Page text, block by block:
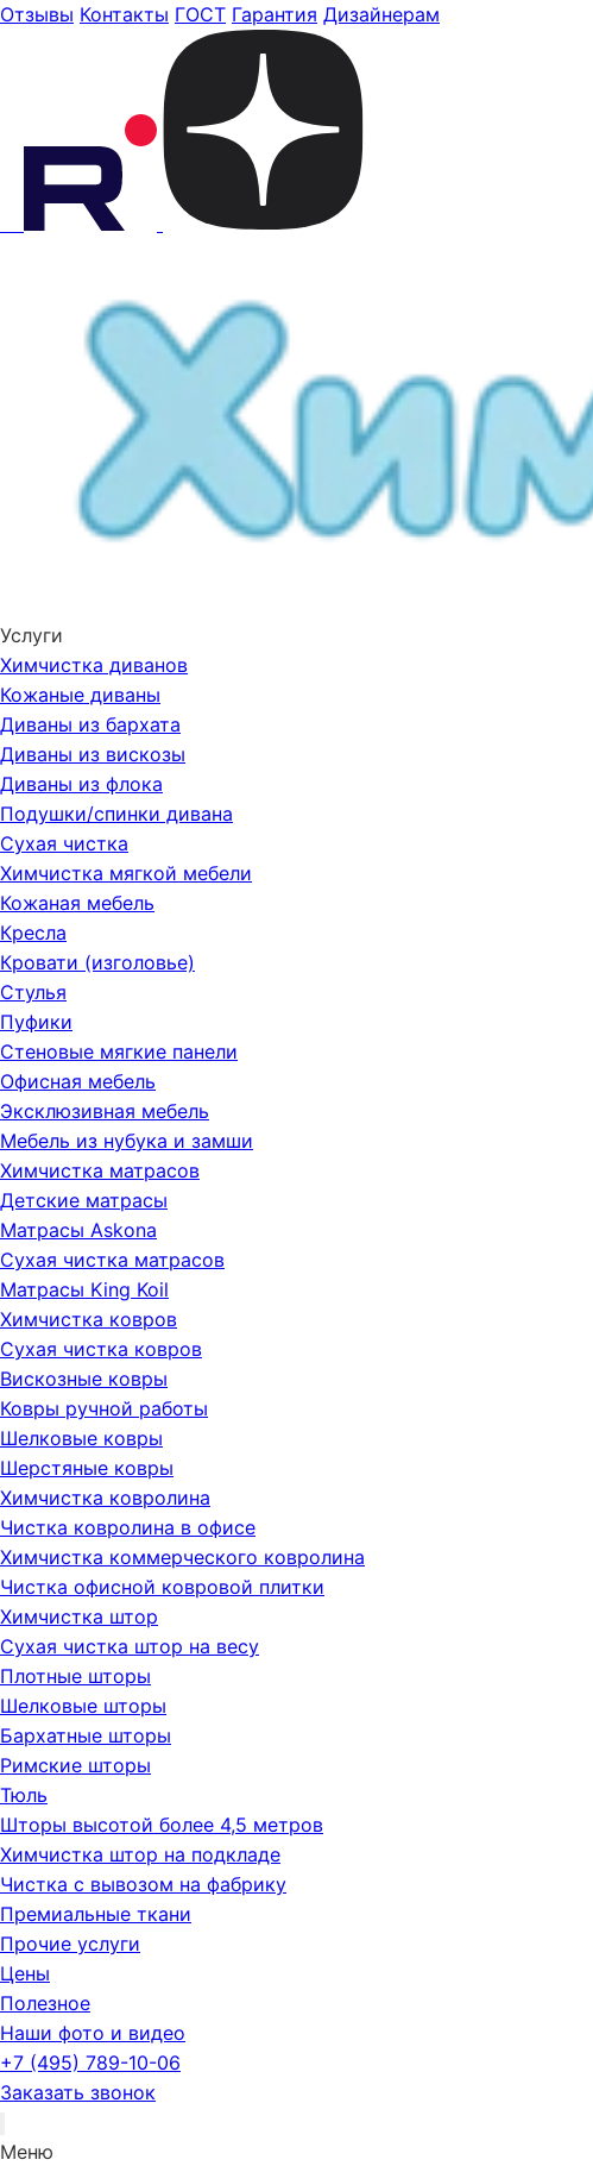
Отзывы Контакты ГОСТ Гарантия Дизайнерам
Услуги
Химчистка диванов
Кожаные диваны
Диваны из бархата
Диваны из вискозы
Диваны из флока
Подушки/спинки дивана
Сухая чистка
Химчистка мягкой мебели
Кожаная мебель
Кресла
Кровати (изголовье)
Стулья
Пуфики
Стеновые мягкие панели
Офисная мебель
Эксклюзивная мебель
Мебель из нубука и замши
Химчистка матрасов
Детские матрасы
Матрасы Askona
Сухая чистка матрасов
Матрасы King Koil
Химчистка ковров
Сухая чистка ковров
Вискозные ковры
Ковры ручной работы
Шелковые ковры
Шерстяные ковры
Химчистка ковролина
Чистка ковролина в офисе
Химчистка коммерческого ковролина
Чистка офисной ковровой плитки
Химчистка штор
Сухая чистка штор на весу
Плотные шторы
Шелковые шторы
Бархатные шторы
Римские шторы
Тюль
Шторы высотой более 4,5 метров
Химчистка штор на подкладе
Чистка с вывозом на фабрику
Премиальные ткани
Прочие услуги
Цены
Полезное
Наши фото и видео
+7 (495) 789-10-06
Заказать звонок
Меню